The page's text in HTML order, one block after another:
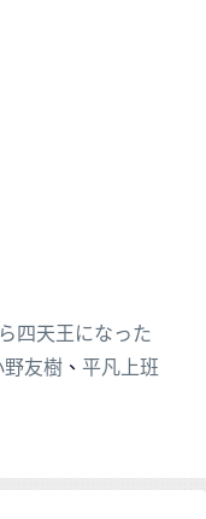
四天王になった
野友樹 、 平凡上班